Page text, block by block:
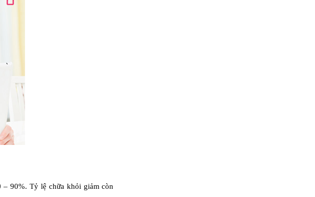
90%. Tỷ lệ chữa khỏi giảm còn